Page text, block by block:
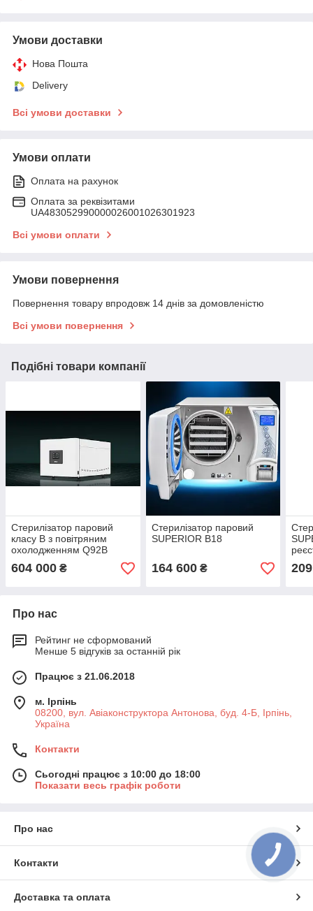
Умови доставки
Нова Пошта
Delivery
Всі умови доставки
Умови оплати
Оплата на рахунок
Оплата за реквізитами
UA483052990000026001026301923
Всі умови оплати
Умови повернення
Повернення товару впродовж 14 днів за домовленістю
Всі умови повернення
Подібні товари компанії
Стерилізатор паровий
класу B з повітряним
охолодженням Q92B
604 000 ₴
Стерилізатор паровий
SUPERIOR B18
164 600₴
Про нас
Рейтинг не сформований
Менше 5 відгуків за останній рік
Працює з 21.06.2018
м. Ірпінь
08200, вул. Авіаконструктора Антонова, буд. 4-Б, Ірпінь,
Україна
Контакти
Сьогодні працює з 10:00 до 18:00
Показати весь графік роботи
Про нас
Контакти
Доставка та оплата
КНОПКА
ЗВ'ЯЗКУ